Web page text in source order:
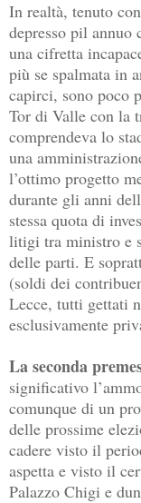
In realtà, tenuto
depresso pil annuo
una cifretta
più se spalmata in
capirci, sono poco
Tor di Valle con la
comprendeva lo
una
l’ottimo progetto
durante gli anni
stessa quota di
litigi tra ministro e
delle parti. E
(soldi dei
Lecce, tutti gettati
esclusivamente
La seconda
significativo
comunque di un
delle prossime
cadere visto il
aspetta e visto il
Palazzo Chigi e